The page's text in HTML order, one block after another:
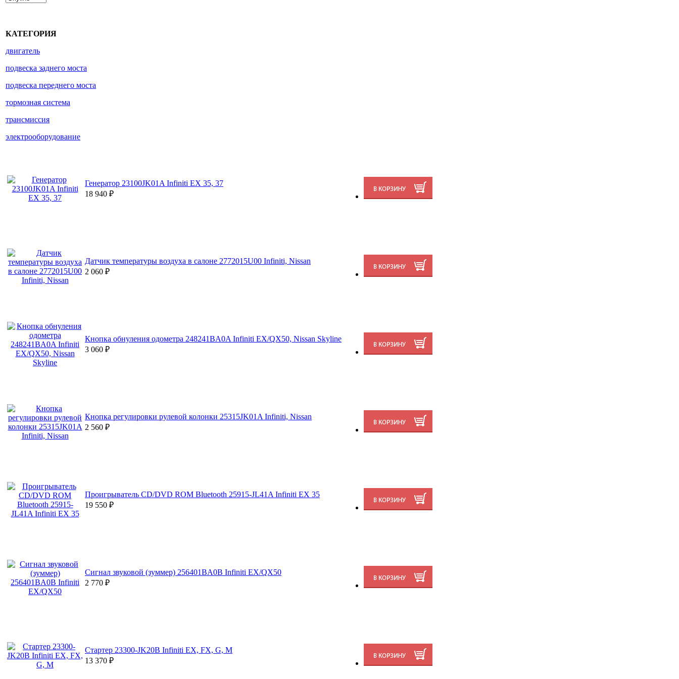
КАТЕГОРИЯ
двигатель
подвеска заднего моста
подвеска переднего моста
тормозная система
трансмиссия
электрооборудование
Генератор 23100JK01A Infiniti EX 35, 37
18 940 ₽
Датчик температуры воздуха в салоне 2772015U00 Infiniti, Nissan
2 060 ₽
Кнопка обнуления одометра 248241BA0A Infiniti EX/QX50, Nissan Skyline
3 060 ₽
Кнопка регулировки рулевой колонки 25315JK01A Infiniti, Nissan
2 560 ₽
Проигрыватель CD/DVD ROM Bluetooth 25915-JL41A Infiniti EX 35
19 550 ₽
Сигнал звуковой (зуммер) 256401BA0B Infiniti EX/QX50
2 770 ₽
Стартер 23300-JK20B Infiniti EX, FX, G, M
13 370 ₽